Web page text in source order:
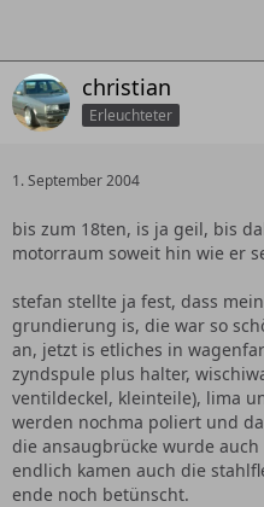
christian
Erleuchteter
1. September 2004
bis zum 18ten, is ja geil, bis
motorraum soweit hin wie er
stefan stellte ja fest, dass
grundierung is, die war so
an, jetzt is etliches in
zyndspule plus halter,
ventildeckel, kleinteile), lima
werden nochma poliert und
die ansaugbrücke wurde
endlich kamen auch die
ende noch betünscht.